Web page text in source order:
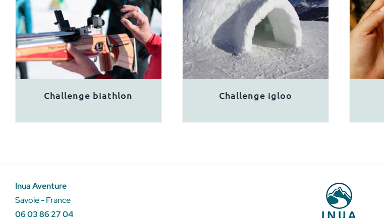
Challenge biathlon Challenge igloo
Inua Aventure
Savoie - France
06 03 86 27 04